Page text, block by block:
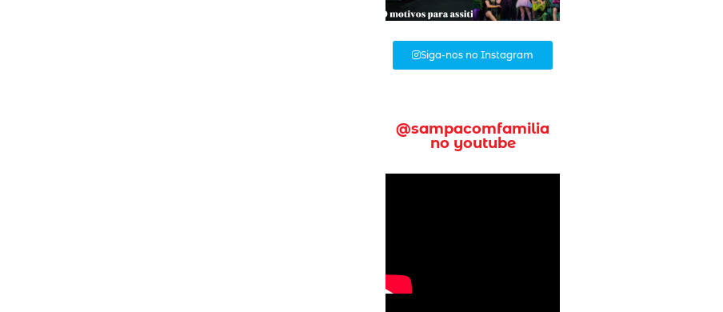
Siga-nos no Instagram
@sampacomfamilia
no youtube